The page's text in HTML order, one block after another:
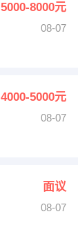
5000-8000元
08-07
4000-5000元
08-07
面议
08-07